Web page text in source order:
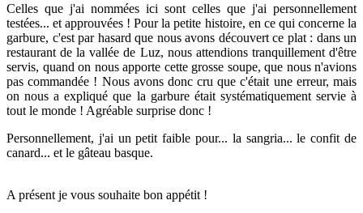
Celles que j'ai nommées ici sont celles que j'ai personnellement
testées... et approuvées ! Pour la petite histoire, en ce qui concerne la
garbure, c'est par hasard que nous avons découvert ce plat : dans un
restaurant de la vallée de Luz, nous attendions tranquillement d'être
servis, quand on nous apporte cette grosse soupe, que nous n'avions
pas commandée ! Nous avons donc cru que c'était une erreur, mais
on nous a expliqué que la garbure était systématiquement servie à
tout le monde ! Agréable surprise donc !
Personnellement, j'ai un petit faible pour... la sangria... le confit de
canard... et le gâteau basque.
A présent je vous souhaite bon appétit !